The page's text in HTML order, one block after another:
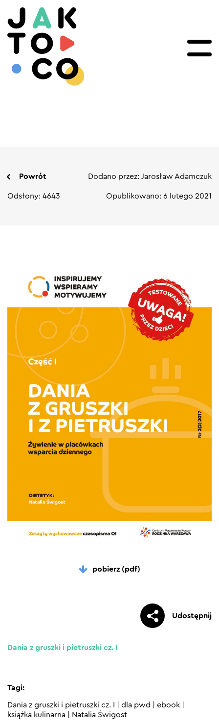
Powrót Dodano przez: Jarosław Adamczuk
Odsłony: 4643 Opublikowano: 6 lutego 2021
pobierz (pdf)
Udostępnij
Dania z gruszki i pietruszki cz. I
Tagi:
Dania z gruszki i pietruszki cz. I dla pwd ebook
książka kulinarna
Natalia Świgost